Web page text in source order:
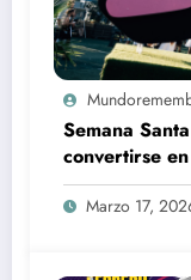
Semana
convertirse
Loco Dice,
Marzo 17,